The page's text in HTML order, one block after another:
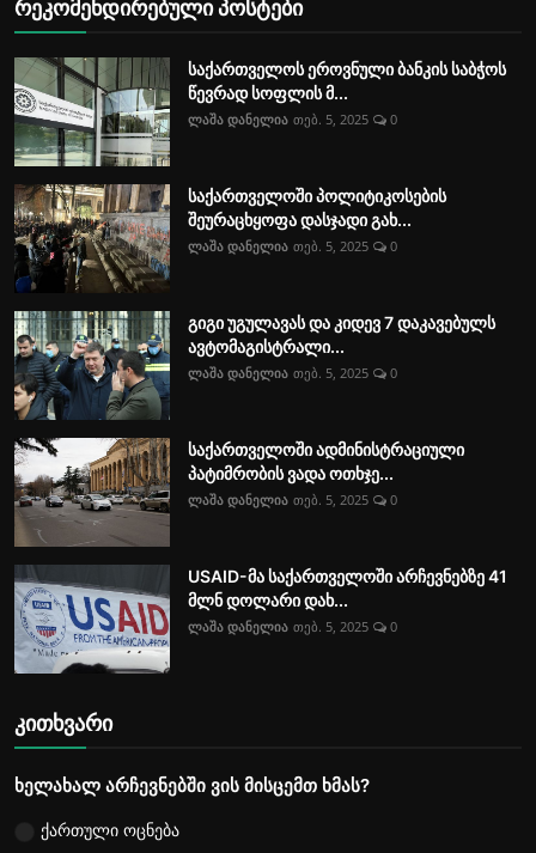
რეკომენდირებული პოსტები
საქართველოს ეროვნული ბანკის საბჭოს
წევრად სოფლის მ...
ლაშა დანელია თებ. 5, 2025 0
საქართველოში პოლიტიკოსების
შეურაცხყოფა დასჯადი გახ...
ლაშა დანელია თებ. 5, 2025 0
გიგი უგულავას და კიდევ 7 დაკავებულს
ავტომაგისტრალი...
ლაშა დანელია თებ. 5, 2025 0
საქართველოში ადმინისტრაციული
პატიმრობის ვადა ოთხჯე...
ლაშა დანელია თებ. 5, 2025 0
USAID-მა საქართველოში არჩევნებზე 41
მლნ დოლარი დახ...
ლაშა დანელია თებ. 5, 2025 0
კითხვარი
ხელახალ არჩევნებში ვის მისცემთ ხმას?
ქართული ოცნება